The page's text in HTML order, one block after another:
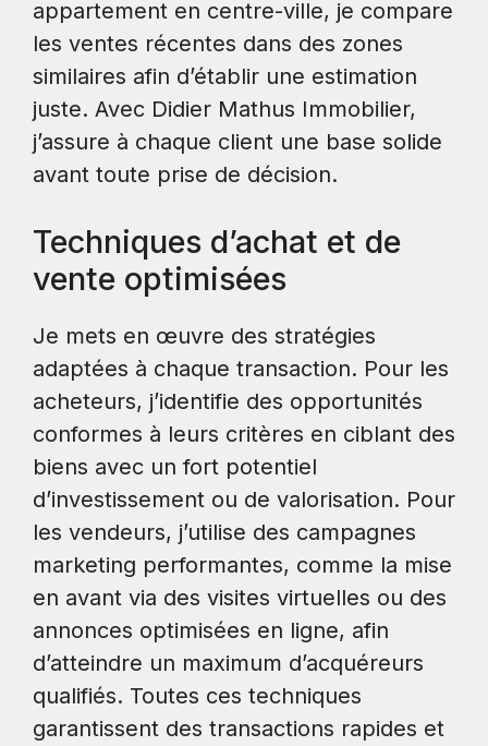
appartement en centre-ville, je compare
les ventes récentes dans des zones
similaires afin d’établir une estimation
juste. Avec Didier Mathus Immobilier,
j’assure à chaque client une base solide
avant toute prise de décision.
Techniques d’achat et de
vente optimisées
Je mets en œuvre des stratégies
adaptées à chaque transaction. Pour les
acheteurs, j’identifie des opportunités
conformes à leurs critères en ciblant des
biens avec un fort potentiel
d’investissement ou de valorisation. Pour
les vendeurs, j’utilise des campagnes
marketing performantes, comme la mise
en avant via des visites virtuelles ou des
annonces optimisées en ligne, afin
d’atteindre un maximum d’acquéreurs
qualifiés. Toutes ces techniques
garantissent des transactions rapides et